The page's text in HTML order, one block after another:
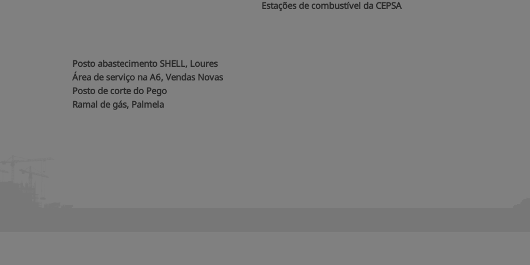
Estações de combustível da
Posto abastecimento SHELL, Loures
Área de serviço na A6, Vendas Novas
Posto de corte do Pego
Ramal de gás, Palmela